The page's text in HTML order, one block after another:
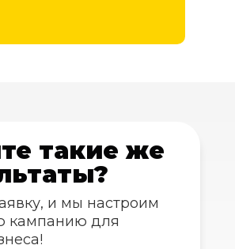
и мы настроим
кампанию для
такие же